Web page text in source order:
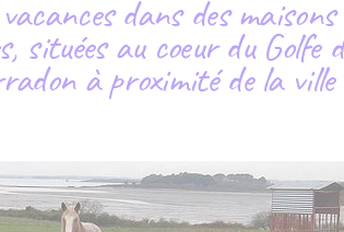
dans des maisons
situées au coeur du
à proximité de la ville